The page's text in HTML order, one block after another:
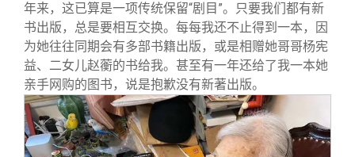
年来，这已算是一项传统保留“剧目”。只要我们都有新
书出版，总是要相互交换。每每我还不止得到一本，因
为她往往同期会有多部书籍出版，或是相赠她哥哥杨宪
益、二女儿赵蘅的书给我。甚至有一年还给了我一本她
亲手网购的图书，说是抱歉没有新著出版。